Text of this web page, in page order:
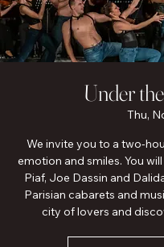
Under
Thu,
We invite you to a two-
emotion and smiles. You
Piaf, Joe Dassin and
Parisian cabarets and
city of lovers and